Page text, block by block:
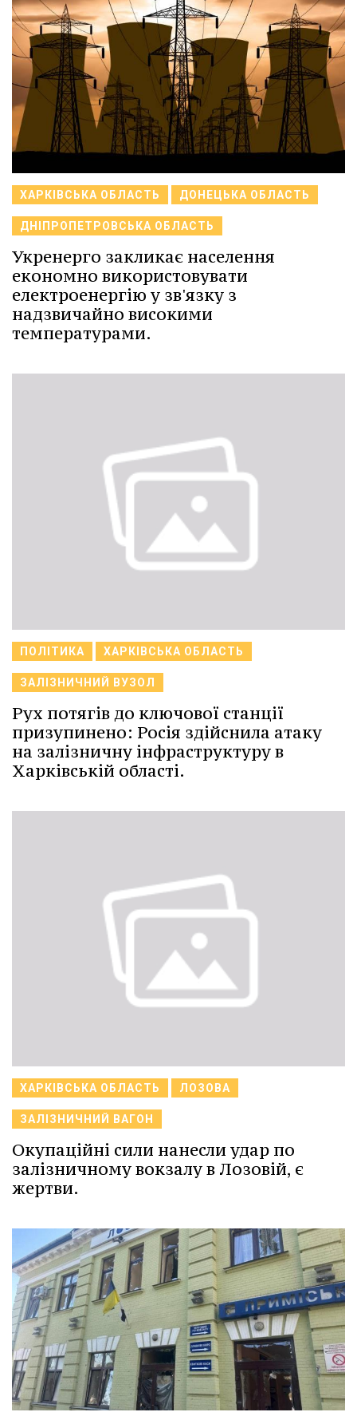
ХАРКІВСЬКА ОБЛАСТЬ ДОНЕЦЬКА ОБЛАСТЬ
ДНІПРОПЕТРОВСЬКА ОБЛАСТЬ
Укренерго закликає населення
економно використовувати
електроенергію у зв'язку з
надзвичайно високими
температурами.
ПОЛІТИКА ХАРКІВСЬКА ОБЛАСТЬ
ЗАЛІЗНИЧНИЙ ВУЗОЛ
Рух потягів до ключової станції
призупинено: Росія здійснила атаку
на залізничну інфраструктуру в
Харківській області.
ХАРКІВСЬКА ОБЛАСТЬ ЛОЗОВА
ЗАЛІЗНИЧНИЙ ВАГОН
Окупаційні сили нанесли удар по
залізничному вокзалу в Лозовій, є
жертви.